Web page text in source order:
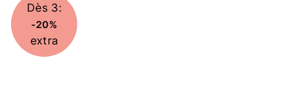
Dès 3:
-20%
extra